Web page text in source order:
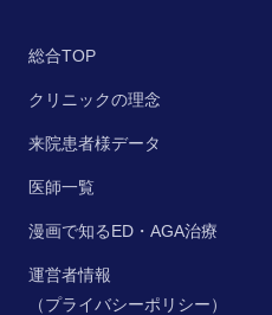
総合TOP
クリニックの理念
来院患者様データ
医師一覧
漫画で知るED・AGA治療
運営者情報
（プライバシーポリシー）